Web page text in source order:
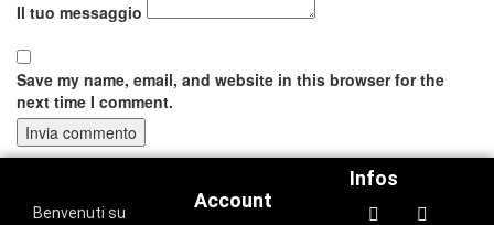
Il tuo messaggio
Save my name, email, and website in this browser for the
next time I comment.
Invia commento
Benvenuti su
Account
Infos